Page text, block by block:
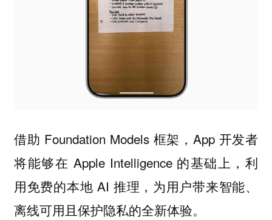
借助 Foundation Models 框架，App 开发者
将能够在 Apple Intelligence 的基础上，利
用免费的本地 AI 推理，为用户带来智能、
离线可用且保护隐私的全新体验。